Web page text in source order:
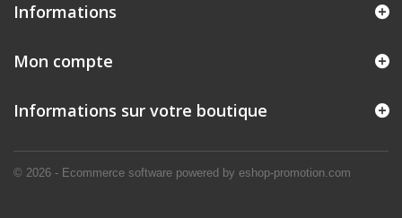
Informations
© 2026 - Ecommerce software powered by eshop-promotion.com
Mon compte
Informations sur votre boutique